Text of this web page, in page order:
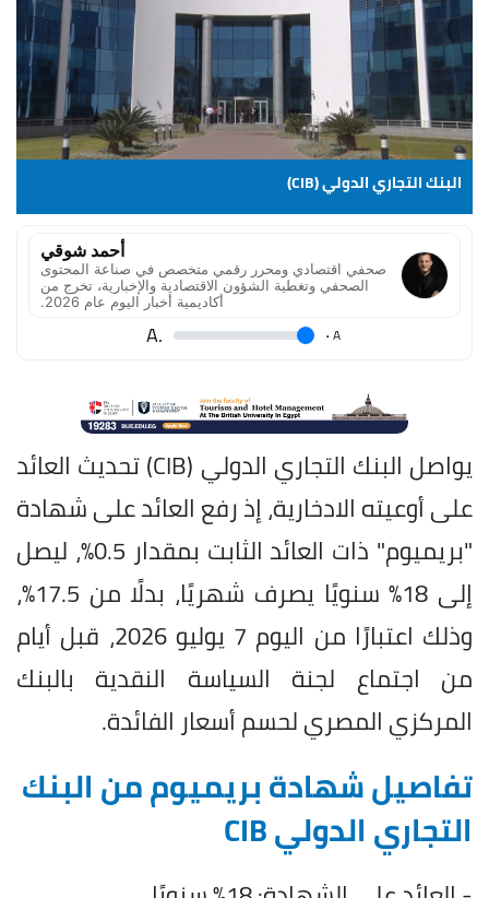
البنك التجاري الدولي (CIB)
أحمد شوقي
صحفي اقتصادي ومحرر رقمي متخصص في صناعة المحتوى
الصحفي وتغطية الشؤون الاقتصادية والإخبارية، تخرج من
أكاديمية أخبار اليوم عام 2026.
A
.
.A
يواصل البنك التجاري الدولي (CIB) تحديث العائد
على أوعيته الادخارية، إذ رفع العائد على شهادة
"بريميوم" ذات العائد الثابت بمقدار 0.5%، ليصل
إلى 18% سنويًا يصرف شهريًا، بدلًا من 17.5%،
وذلك اعتبارًا من اليوم 7 يوليو 2026، قبل أيام
من اجتماع لجنة السياسة النقدية بالبنك
المركزي المصري لحسم أسعار الفائدة.
تفاصيل شهادة بريميوم من البنك
التجاري الدولي CIB